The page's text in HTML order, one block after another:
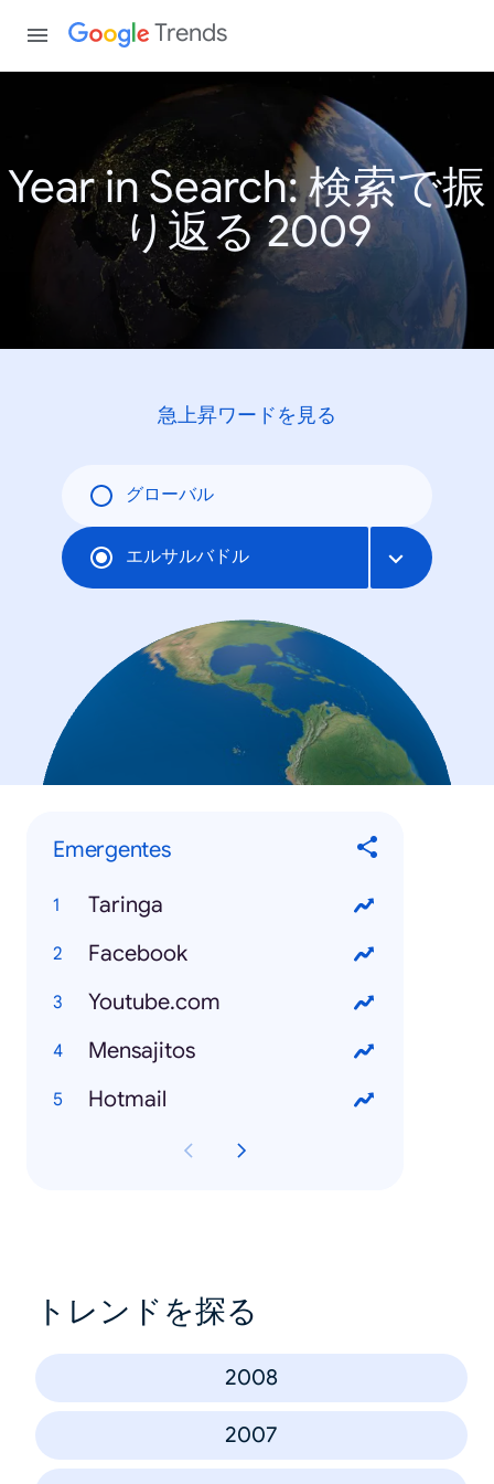
Trends
Year in Search: 検索で振
り返る 2009
急上昇ワードを見る
グローバル
エルサルバドル
Emergentes
Taringa
Facebook
Youtube.com
Mensajitos
Hotmail
トレンドを探る
2008
2007